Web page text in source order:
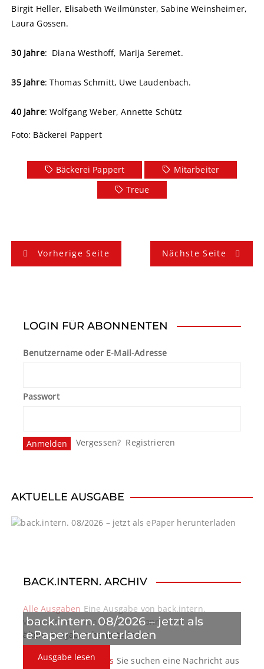
Birgit Heller, Elisabeth Weilmünster, Sabine Weinsheimer,
Laura Gossen.
30 Jahre: Diana Westhoff, Marija Seremet.
35 Jahre: Thomas Schmitt, Uwe Laudenbach.
40 Jahre: Wolfgang Weber, Annette Schütz
Foto: Bäckerei Pappert
Bäckerei Pappert
Mitarbeiter
Treue
B
e
n
i
g
n
Vorherige Seite Nächste Seite
LOGIN FÜR ABONNENTEN
Benutzername oder E-Mail-Adresse
Passwort
Vergessen? Registrieren
AKTUELLE AUSGABE
back.intern. 08/2026 – jetzt als
ePaper herunterladen
Ausgabe lesen
BACK.INTERN. ARCHIV
Alle Ausgaben Eine Ausgabe von back.intern.
verpasst? Hier können sich Abonnenten
ältere Ausgaben herunterladen.
back.intern. Top-News Sie suchen eine Nachricht aus